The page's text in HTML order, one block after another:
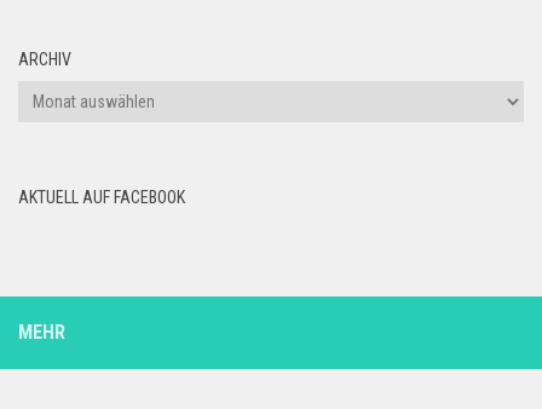
ARCHIV
Archiv
AKTUELL AUF FACEBOOK
MEHR